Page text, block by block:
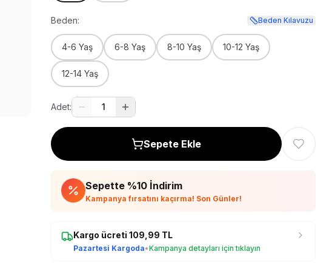
Beden: Beden Kılavuzu
4-6 Yaş 6-8 Yaş 8-10 Yaş 10-12 Yaş
12-14 Yaş
Adet: 1
Sepete Ekle
Sepette %10 İndirim
Kampanya fırsatını kaçırma! Son Günler!
Kargo ücreti109,99 TL
Pazartesi Kargoda•Kampanya detayları için tıklayın